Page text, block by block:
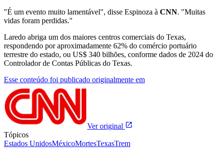
"É um evento muito lamentável", disse Espinoza à CNN. "Muitas
vidas foram perdidas."
Laredo abriga um dos maiores centros comerciais do Texas,
respondendo por aproximadamente 62% do comércio portuário
terrestre do estado, ou US$ 340 bilhões, conforme dados de 2024 do
Controlador de Contas Públicas do Texas.
Esse conteúdo foi publicado originalmente em
Ver original
Tópicos
Estados UnidosMéxicoMortesTexasTrem